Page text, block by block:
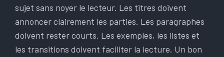
sujet sans noyer le lecteur. Les titres doivent
annoncer clairement les parties. Les paragraphes
doivent rester courts. Les exemples, les listes et
les transitions doivent faciliter la lecture. Un bon